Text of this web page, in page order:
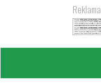
Reklama